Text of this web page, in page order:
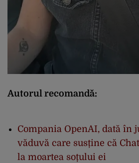
Autorul recomandă:
Compania OpenAI, dată în
văduvă care susține că
la moartea soțului ei